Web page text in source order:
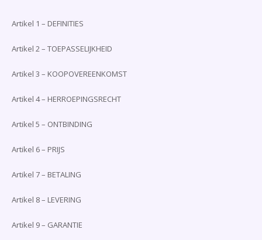
Artikel 1 – DEFINITIES
Artikel 2 – TOEPASSELIJKHEID
Artikel 3 – KOOPOVEREENKOMST
Artikel 4 – HERROEPINGSRECHT
Artikel 5 – ONTBINDING
Artikel 6 – PRIJS
Artikel 7 – BETALING
Artikel 8 – LEVERING
Artikel 9 – GARANTIE